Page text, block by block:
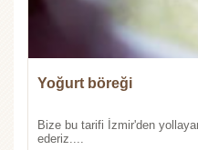
Yoğurt böreği
Bize bu tarifi İzmir'den
ederiz....